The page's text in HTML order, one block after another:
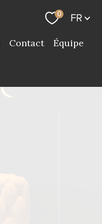
0 Langue
FR
Contact Équipe